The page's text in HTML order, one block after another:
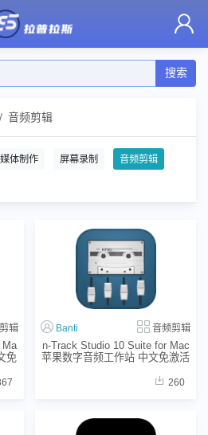
搜索
音频剪辑
媒体制作 屏幕录制
音频剪辑
辑
Ma
免
Banti 音频剪辑
n-Track Studio 10 Suite for Mac
苹果数字音频工作站 中文免激活
260